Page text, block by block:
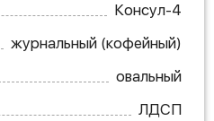
Консул-4
журнальный (кофейный)
овальный
ЛДСП